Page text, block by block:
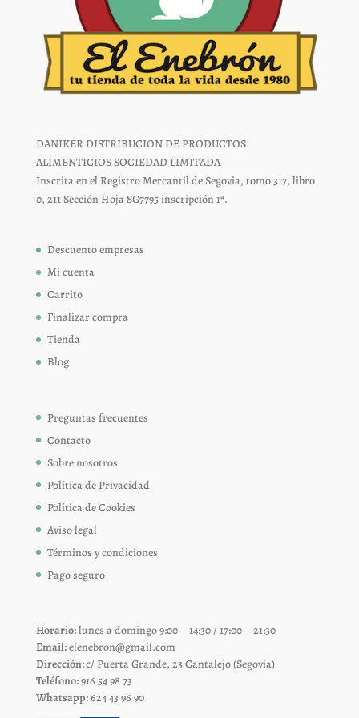
DANIKER DISTRIBUCION DE PRODUCTOS
ALIMENTICIOS SOCIEDAD LIMITADA
Inscrita en el Registro Mercantil de Segovia, tomo 317, libro
0, 211 Sección Hoja SG7795 inscripción 1ª.
Descuento empresas
Mi cuenta
Carrito
Finalizar compra
Tienda
Blog
Preguntas frecuentes
Contacto
Sobre nosotros
Política de Privacidad
Política de Cookies
Aviso legal
Términos y condiciones
Pago seguro
Horario:lunes a domingo 9:00 – 14:30 / 17:00 – 21:30
Email:elenebron@gmail.com
Dirección:c/ Puerta Grande, 23 Cantalejo (Segovia)
Teléfono:916 54 98 73
Whatsapp:624 43 96 90